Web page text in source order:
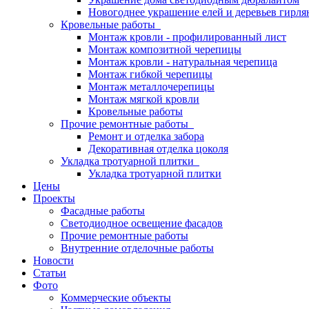
Новогоднее украшение елей и деревьев
Кровельные работы
Монтаж кровли - профилированный лист
Монтаж композитной черепицы
Монтаж кровли - натуральная черепица
Монтаж гибкой черепицы
Монтаж металлочерепицы
Монтаж мягкой кровли
Кровельные работы
Прочие ремонтные работы
Ремонт и отделка забора
Декоративная отделка цоколя
Укладка тротуарной плитки
Укладка тротуарной плитки
Цены
Проекты
Фасадные работы
Светодиодное освещение фасадов
Прочие ремонтные работы
Внутренние отделочные работы
Новости
Статьи
Фото
Коммерческие объекты